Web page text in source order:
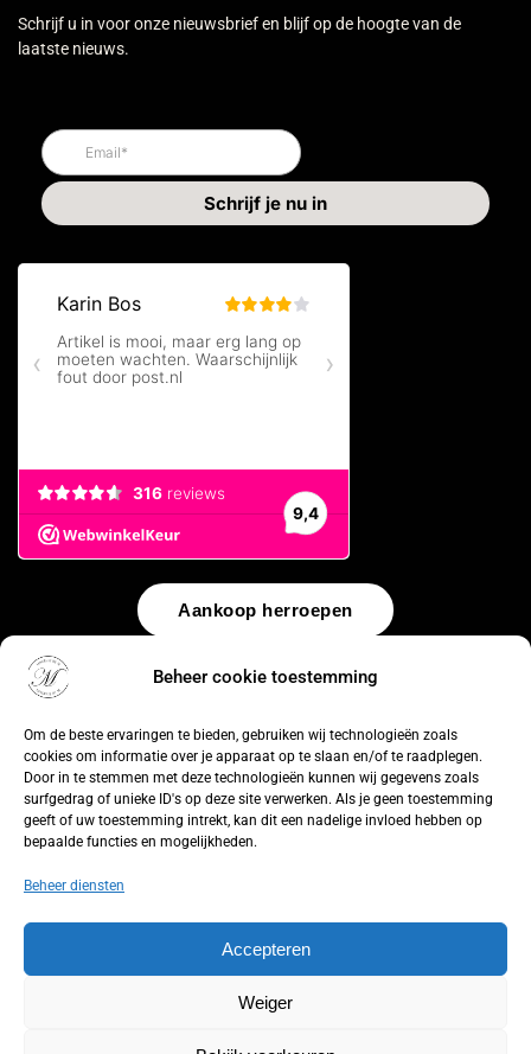
Beheer cookie toestemming
Om de beste ervaringen te bieden, gebruiken wij technologieën zoals
cookies om informatie over je apparaat op te slaan en/of te raadplegen.
Door in te stemmen met deze technologieën kunnen wij gegevens zoals
surfgedrag of unieke ID's op deze site verwerken. Als je geen toestemming
geeft of uw toestemming intrekt, kan dit een nadelige invloed hebben op
bepaalde functies en mogelijkheden.
Beheer diensten
Accepteren
Weiger
Schrijf u in voor onze nieuwsbrief en blijf op de hoogte van de
laatste nieuws.
Aankoop herroepen
© 2026 by WebUnlimited–Algemene voorwaarden